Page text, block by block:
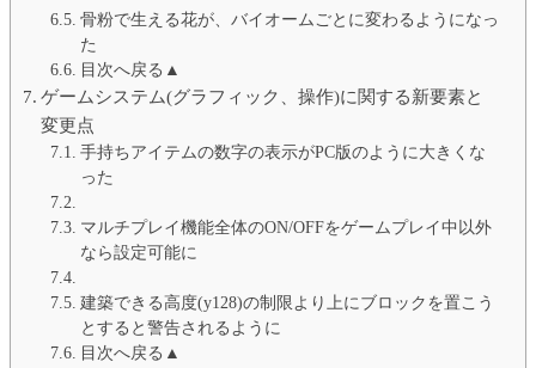
骨粉で生える花が、バイオームごとに変わるようになっ
た
目次へ戻る▲
ゲームシステム(グラフィック、操作)に関する新要素と
変更点
手持ちアイテムの数字の表示がPC版のように大きくな
った
マルチプレイ機能全体のON/OFFをゲームプレイ中以外
なら設定可能に
建築できる高度(y128)の制限より上にブロックを置こう
とすると警告されるように
目次へ戻る▲